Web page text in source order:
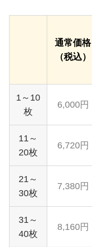
通常価格
（税込）
1～10
枚
6,000円
11～
20枚
6,720円
21～
30枚
7,380円
31～
40枚
8,160円